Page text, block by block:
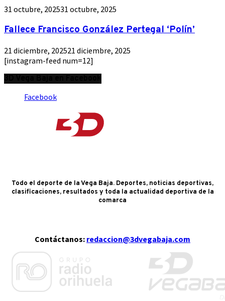
31 octubre, 202531 octubre, 2025
Fallece Francisco González Pertegal ‘Polín’
21 diciembre, 202521 diciembre, 2025
[instagram-feed num=12]
Facebook
Todo el deporte de la Vega Baja. Deportes, noticias deportivas,
clasificaciones, resultados y toda la actualidad deportiva de la
comarca
Contáctanos: redaccion@3dvegabaja.com